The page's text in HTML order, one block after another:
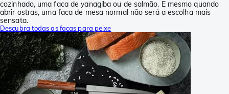
cozinhado, uma faca de yanagiba ou de salmão. E mesmo quando
abrir ostras, uma faca de mesa normal não será a escolha mais
sensata.
Descubra todas as facas para peixe